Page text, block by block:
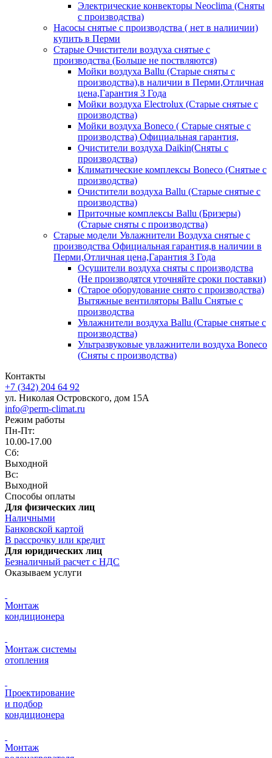
Электрические конвекторы Neoclima (Сняты
с производства)
Насосы снятые с производства ( нет в налиичии)
купить в Перми
Старые Очистители воздуха снятые с
производства (Больше не поствляются)
Мойки воздуха Ballu (Старые сняты с
производства),в наличии в Перми,Отличная
цена,Гарантия 3 Года
Мойки воздуха Electrolux (Старые снятые с
производства)
Мойки воздуха Boneco ( Старые снятые с
производства) Официальная гарантия,
Очистители воздуха Daikin(Сняты с
производства)
Климатические комплексы Boneco (Снятые с
производства)
Очистители воздуха Ballu (Старые снятые с
производства)
Приточные комплексы Ballu (Бризеры)
(Старые сняты с производства)
Старые модели Увлажнители Воздуха снятые с
производства Официальная гарантия,в наличии в
Перми,Отличная цена,Гарантия 3 Года
Осушители воздуха сняты с производства
(Не производятся уточняйте сроки поставки)
(Старое оборудование снято с производства)
Вытяжные вентиляторы Ballu Снятые с
производства
Увлажнители воздуха Ballu (Старые снятые с
производства)
Ультразвуковые увлажнители воздуха Boneco
(Сняты с производства)
Контакты
+7 (342) 204 64 92
ул. Николая Островского, дом 15А
info@perm-climat.ru
Режим работы
Пн-Пт:
10.00-17.00
Сб:
Выходной
Вс:
Выходной
Способы оплаты
Для физических лиц
Наличными
Банковской картой
В рассрочку или кредит
Для юридических лиц
Безналичный расчет с НДС
Оказываем услуги
Монтаж
кондиционера
Монтаж системы
отопления
Проектирование
и подбор
кондиционера
Монтаж